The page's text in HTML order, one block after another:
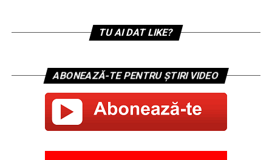
TU AI DAT LIKE?
ABONEAZĂ-TE PENTRU ȘTIRI VIDEO